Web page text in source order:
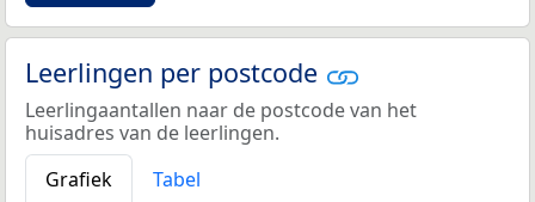
Leerlingen per postcode
Leerlingaantallen naar de postcode van het
huisadres van de leerlingen.
Grafiek
Tabel